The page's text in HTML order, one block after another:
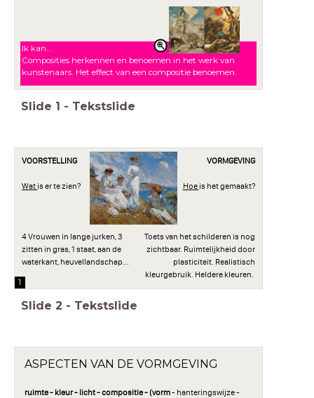
Ik kan...
Composities herkennen en benoemen in het werk van
kunstenaars. Het effect van een compositie benoemen.
Slide 1 - Tekstslide
VOORSTELLING
Wat is er te zien?
4 Vrouwen in lange jurken, 3
zitten in gras, 1 staat, aan de
waterkant, heuvellandschap...
VORMGEVING
Hoe is het gemaakt?
Toets van het schilderen is nog
zichtbaar. Ruimtelijkheid door
plasticiteit. Realistisch
kleurgebruik. Heldere kleuren.
1
Slide 2 - Tekstslide
ASPECTEN VAN DE VORMGEVING
ruimte - kleur - licht - compositie - (vorm- hanteringswijze -